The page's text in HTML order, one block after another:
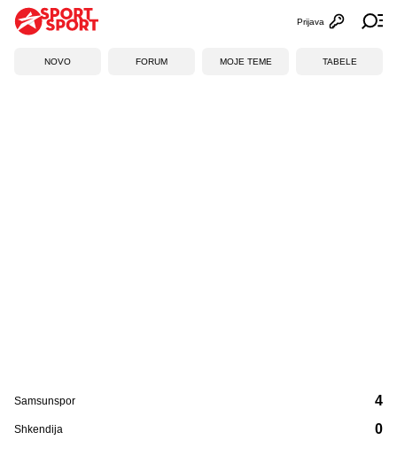
Otvori
Prijava
NOVO FORUM MOJE TEME TABELE
Samsunspor
Shkendija
4
0